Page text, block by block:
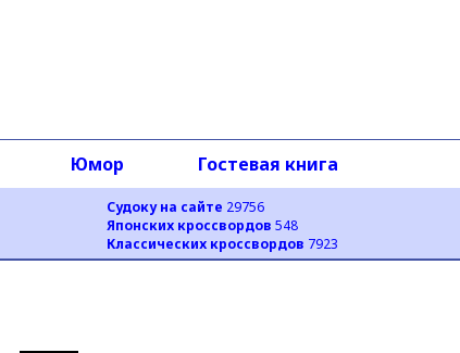
Судоку на сайте 29756
Японских кроссвордов 548
Классических кроссвордов 7923
Юмор Гостевая книга